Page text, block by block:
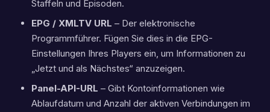
Staffeln und Episoden.
EPG / XMLTV URL – Der elektronische
Programmführer. Fügen Sie dies in die EPG-
Einstellungen Ihres Players ein, um Informationen zu
„Jetzt und als Nächstes“ anzuzeigen.
Panel-API-URL – Gibt Kontoinformationen wie
Ablaufdatum und Anzahl der aktiven Verbindungen im